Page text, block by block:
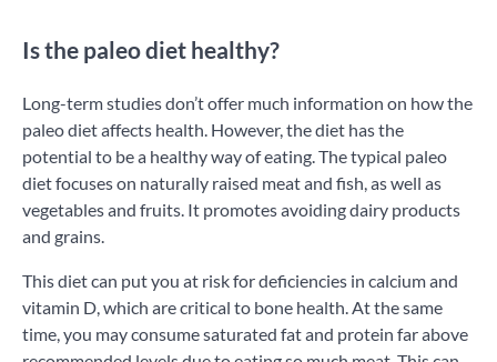
Is the paleo diet healthy?
Long-term studies don’t offer much information on how the
paleo diet affects health. However, the diet has the
potential to be a healthy way of eating. The typical paleo
diet focuses on naturally raised meat and fish, as well as
vegetables and fruits. It promotes avoiding dairy products
and grains.
This diet can put you at risk for deficiencies in calcium and
vitamin D, which are critical to bone health. At the same
time, you may consume saturated fat and protein far above